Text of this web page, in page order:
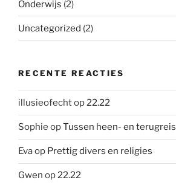
Onderwijs (2)
Uncategorized (2)
RECENTE REACTIES
illusieofechtop22.22
Sophie opTussen heen- en terugreis
Evaop Prettig divers en religies
Gwen op22.22